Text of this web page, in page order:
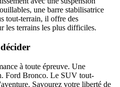
une barre stabilisatrice
tout-terrain, il offre des
les terrains les plus difficiles.
à toute épreuve. Une
Ford Bronco. Le SUV tout-
Savourez votre liberté de